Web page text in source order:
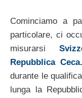
Cominciamo a
particolare, ci
misurarsi
Repubblica Ceca.
durante le
lunga la